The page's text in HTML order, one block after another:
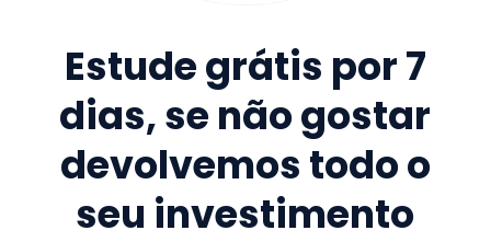
Estude grátis por 7
dias, se não gostar
devolvemos todo o
seu investimento